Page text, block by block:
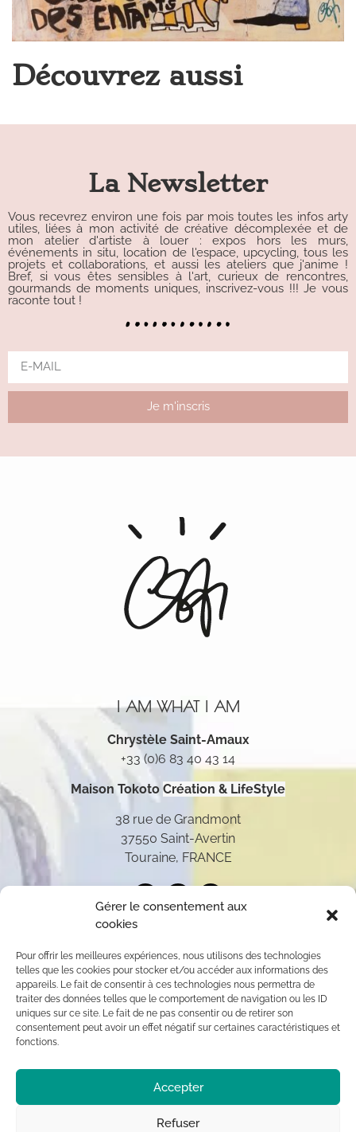
Gérer le consentement aux
cookies
Pour offrir les meilleures expériences, nous utilisons des technologies
telles que les cookies pour stocker et/ou accéder aux informations des
appareils. Le fait de consentir à ces technologies nous permettra de
traiter des données telles que le comportement de navigation ou les ID
uniques sur ce site. Le fait de ne pas consentir ou de retirer son
consentement peut avoir un effet négatif sur certaines caractéristiques et
fonctions.
Accepter
Refuser
Découvrez aussi
La Newsletter
Vous recevrez environ une fois par mois toutes les infos arty
utiles, liées à mon activité de créative décomplexée et de
mon atelier d'artiste à louer : expos hors les murs,
événements in situ, location de l'espace, upcycling, tous les
projets et collaborations, et aussi les ateliers que j'anime !
Bref, si vous êtes sensibles à l'art, curieux de rencontres,
gourmands de moments uniques, inscrivez-vous !!! Je vous
raconte tout !
Je m'inscris
I AM WHAT I AM
Chrystèle Saint-Amaux
+33 (0)6 83 40 43 14
Maison Tokoto Création & LifeStyle
38 rue de Grandmont
37550 Saint-Avertin
Touraine, FRANCE
Toutes les oeuvres présentées sur ce site appartiennent
exclusivement à l’auteur (sauf mention contraire) aux
termes des articles L 111-1 et L112-1 du code de la
Propriété Intellectuelle. Par conséquent, toute